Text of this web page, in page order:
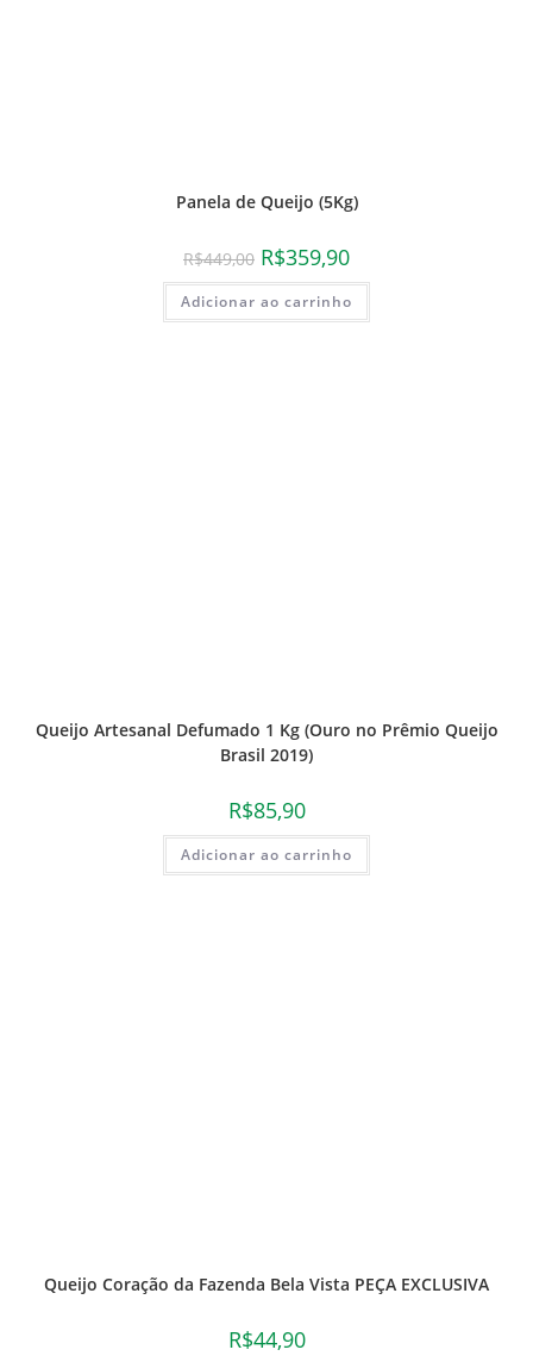
Panela de Queijo (5Kg)
R$449,00 R$359,90
Adicionar ao carrinho
Queijo Artesanal Defumado 1 Kg (Ouro no Prêmio Queijo
Brasil 2019)
R$85,90
Adicionar ao carrinho
Queijo Coração da Fazenda Bela Vista PEÇA EXCLUSIVA
R$44,90